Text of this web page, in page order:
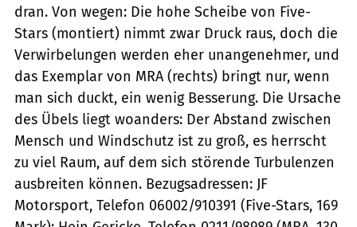
dran. Von wegen: Die hohe Scheibe von Five-
Stars (montiert) nimmt zwar Druck raus, doch die
Verwirbelungen werden eher unangenehmer, und
das Exemplar von MRA (rechts) bringt nur, wenn
man sich duckt, ein wenig Besserung. Die Ursache
des Übels liegt woanders: Der Abstand zwischen
Mensch und Windschutz ist zu groß, es herrscht
zu viel Raum, auf dem sich störende Turbulenzen
ausbreiten können. Bezugsadressen: JF
Motorsport, Telefon 06002/910391 (Five-Stars, 169